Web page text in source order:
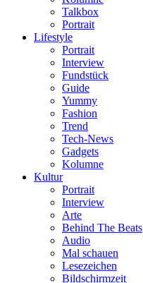
Talkbox
Portrait
Lifestyle
Portrait
Interview
Fundstück
Guide
Yummy
Fashion
Trend
Tech-News
Gadgets
Kolumne
Kultur
Portrait
Interview
Arte
Behind The Beats
Audio
Mal schauen
Lesezeichen
Bildschirmzeit